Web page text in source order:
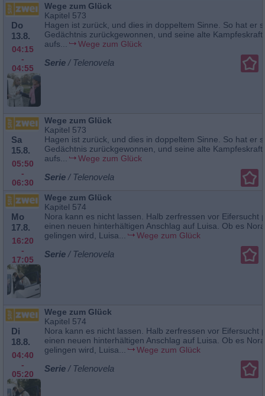
Do
13.8.
04:15
-
04:55
Wege zum Glück
Kapitel 573
Hagen ist zurück, und dies in doppeltem Sinne. So hat er
Gedächtnis zurückgewonnen, und seine alte Kampfeskraft
aufs...
Wege zum Glück
Serie / Telenovela
Sa
15.8.
05:50
-
06:30
Wege zum Glück
Kapitel 573
Hagen ist zurück, und dies in doppeltem Sinne. So hat er
Gedächtnis zurückgewonnen, und seine alte Kampfeskraft
aufs...
Wege zum Glück
Serie / Telenovela
Mo
17.8.
16:20
-
17:05
Wege zum Glück
Kapitel 574
Nora kann es nicht lassen. Halb zerfressen vor Eifersucht
einen neuen hinterhältigen Anschlag auf Luisa. Ob es
gelingen wird, Luisa...
Wege zum Glück
Serie / Telenovela
Di
18.8.
04:40
-
05:20
Wege zum Glück
Kapitel 574
Nora kann es nicht lassen. Halb zerfressen vor Eifersucht
einen neuen hinterhältigen Anschlag auf Luisa. Ob es
gelingen wird, Luisa...
Wege zum Glück
Serie / Telenovela